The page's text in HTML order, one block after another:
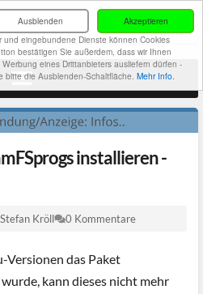
Akzeptieren
Ausblenden
und eingebundene Dienste können Cookies
bestätigen Sie außerdem, dass wir Ihnen
eines Drittanbieters ausliefern dürfen -
bitte die Ausblenden-Schaltfläche. Mehr Info.
installieren -
Stefan Kröll 0 Kommentare
Versionen das Paket
kann dieses nicht mehr